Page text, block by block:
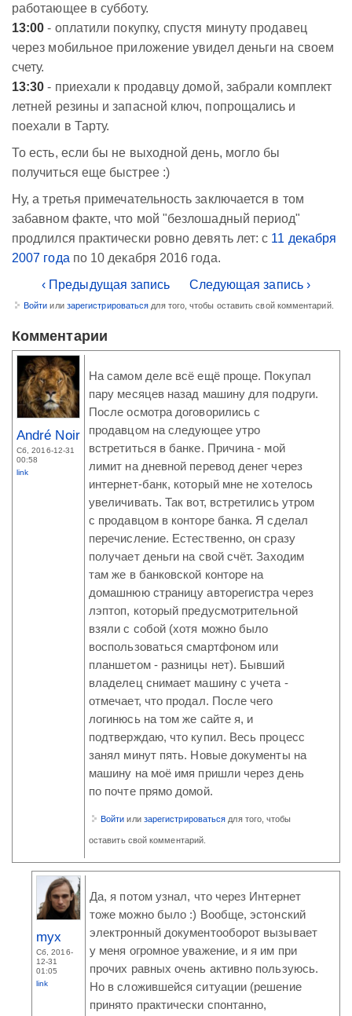
работающее в субботу.
13:00 - оплатили покупку, спустя минуту продавец
через мобильное приложение увидел деньги на своем
счету.
13:30 - приехали к продавцу домой, забрали комплект
летней резины и запасной ключ, попрощались и
поехали в Тарту.
То есть, если бы не выходной день, могло бы
получиться еще быстрее :)
Ну, а третья примечательность заключается в том
забавном факте, что мой "безлошадный период"
продлился практически ровно девять лет: с 11 декабря
2007 года по 10 декабря 2016 года.
‹ Предыдущая запись
Следующая запись ›
Войти или зарегистрироваться для того, чтобы оставить свой комментарий.
Комментарии
André Noir
Сб, 2016-12-31
00:58
link
На самом деле всё ещё проще. Покупал
пару месяцев назад машину для подруги.
После осмотра договорились с
продавцом на следующее утро
встретиться в банке. Причина - мой
лимит на дневной перевод денег через
интернет-банк, который мне не хотелось
увеличивать. Так вот, встретились утром
с продавцом в конторе банка. Я сделал
перечисление. Естественно, он сразу
получает деньги на свой счёт. Заходим
там же в банковской конторе на
домашнюю страницу авторегистра через
лэптоп, который предусмотрительной
взяли с собой (хотя можно было
воспользоваться смартфоном или
планшетом - разницы нет). Бывший
владелец снимает машину с учета -
отмечает, что продал. После чего
логинюсь на том же сайте я, и
подтверждаю, что купил. Весь процесс
занял минут пять. Новые документы на
машину на моё имя пришли через день
по почте прямо домой.
Войти или зарегистрироваться для того, чтобы
оставить свой комментарий.
myx
Сб, 2016-
12-31
01:05
link
Да, я потом узнал, что через Интернет
тоже можно было :) Вообще, эстонский
электронный документооборот вызывает
у меня огромное уважение, и я им при
прочих равных очень активно пользуюсь.
Но в сложившейся ситуации (решение
принято практически спонтанно,